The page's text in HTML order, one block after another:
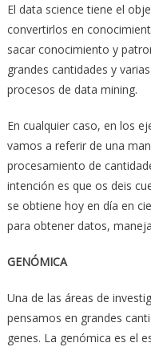
El data science tiene el
convertirlos en
sacar conocimiento y
grandes cantidades y
procesos de data mining.
En cualquier caso, en los
vamos a referir de una
procesamiento de
intención es que os deis
se obtiene hoy en día en
para obtener datos,
GENÓMICA
Una de las áreas de
pensamos en grandes
genes. La genómica es el